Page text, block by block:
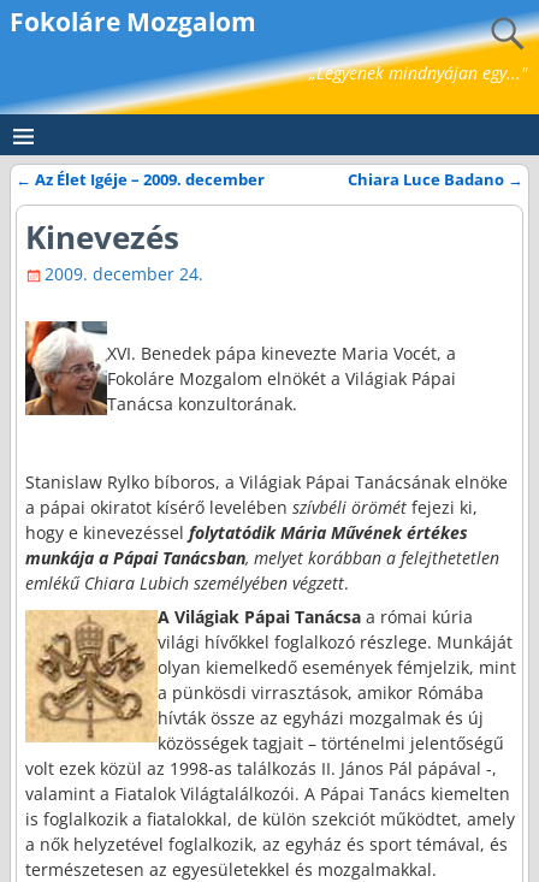
Fokoláre Mozgalom
„Legyenek mindnyájan egy..."
Bejegyzés navigáció
← Az Élet Igéje – 2009. december Chiara Luce Badano →
Kinevezés
2009. december 24.
XVI. Benedek pápa kinevezte Maria Vocét, a
Fokoláre Mozgalom elnökét a Világiak Pápai
Tanácsa konzultorának.
Stanislaw Rylko bíboros, a Világiak Pápai Tanácsának elnöke
a pápai okiratot kísérő levelében szívbéli örömétfejezi ki,
hogy e kinevezéssel folytatódik Mária Művének értékes
munkája a Pápai Tanácsban, melyet korábban a felejthetetlen
emlékű Chiara Lubich személyében végzett.
A Világiak Pápai Tanácsaa római kúria
világi hívőkkel foglalkozó részlege. Munkáját
olyan kiemelkedő események fémjelzik, mint
a pünkösdi virrasztások, amikor Rómába
hívták össze az egyházi mozgalmak és új
közösségek tagjait – történelmi jelentőségű
volt ezek közül az 1998-as találkozás II. János Pál pápával -,
valamint a Fiatalok Világtalálkozói. A Pápai Tanács kiemelten
is foglalkozik a fiatalokkal, de külön szekciót működtet, amely
a nők helyzetével foglalkozik, az egyház és sport témával, és
természetesen az egyesületekkel és mozgalmakkal.